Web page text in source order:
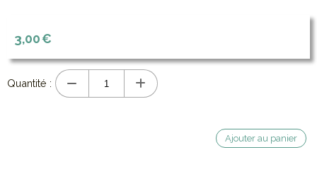
3,00€
Quantité :
Ajouter au panier